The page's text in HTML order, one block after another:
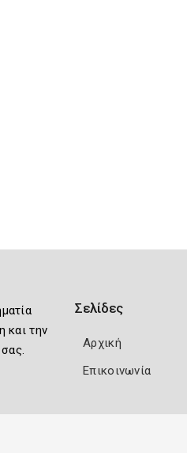
και την
Σελίδες
Αρχική
Επικοινωνία